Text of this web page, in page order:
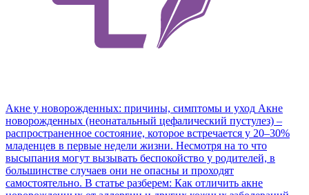
Акне у новорожденных: причины, симптомы и уход Акне
новорожденных (неонатальный цефалический пустулез) –
распространенное состояние, которое встречается у 20–30%
младенцев в первые недели жизни. Несмотря на то что
высыпания могут вызывать беспокойство у родителей, в
большинстве случаев они не опасны и проходят
самостоятельно. В статье разберем: Как отличить акне